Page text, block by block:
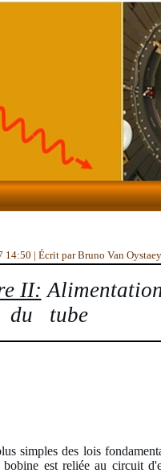
14:50 | Écrit par Bruno Van
II:
du tube
simples des lois
est reliée au circuit